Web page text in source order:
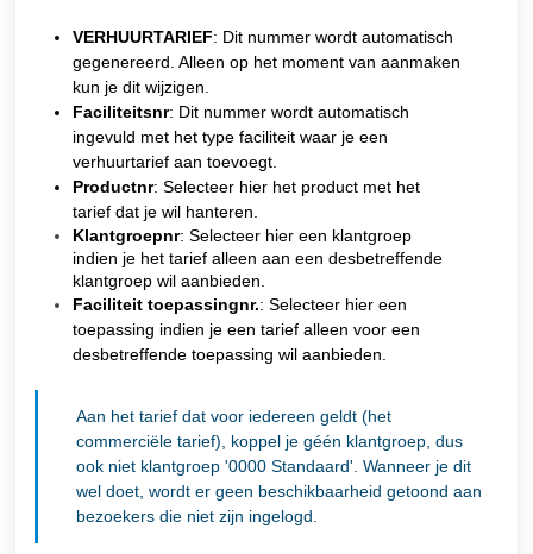
VERHUURTARIEF: Dit nummer wordt automatisch
gegenereerd. Alleen op het moment van aanmaken
kun je dit wijzigen.
Faciliteitsnr: Dit nummer wordt automatisch
ingevuld met het type faciliteit waar je een
verhuurtarief aan toevoegt.
Productnr: Selecteer hier het product met het
tarief dat je wil hanteren.
Klantgroepnr: Selecteer hier een klantgroep
indien je het tarief alleen aan een desbetreffende
klantgroep wil aanbieden.
Faciliteit toepassingnr.: Selecteer hier een
toepassing indien je een tarief alleen voor een
desbetreffende toepassing wil aanbieden.
Aan het tarief dat voor iedereen geldt (het
commerciële tarief), koppel je géén klantgroep, dus
ook niet klantgroep '0000 Standaard'. Wanneer je dit
wel doet, wordt er geen beschikbaarheid getoond aan
bezoekers die niet zijn ingelogd.